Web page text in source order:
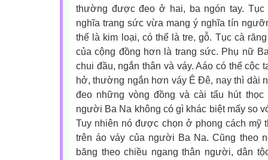
thường được đeo ở hai, ba ngón tay.
nghĩa trang sức vừa mang ý nghĩa tín
thể là kim loại, có thể là tre, gỗ. Tục cà
của cộng đồng hơn là trang sức. Phụ nữ
chui đầu, ngắn thân và váy. Aáo có thể cộc
hở, thường ngắn hơn váy Ê Đê, nay thì dài
đeo những vòng đồng và cài tẩu hút
người Ba Na không có gì khác biệt mấy so
Tuy nhiên nó được chọn ở phong cách mỹ
trên áo váy của người Ba Na. Cũng theo
băng theo chiều ngang thân người, dân